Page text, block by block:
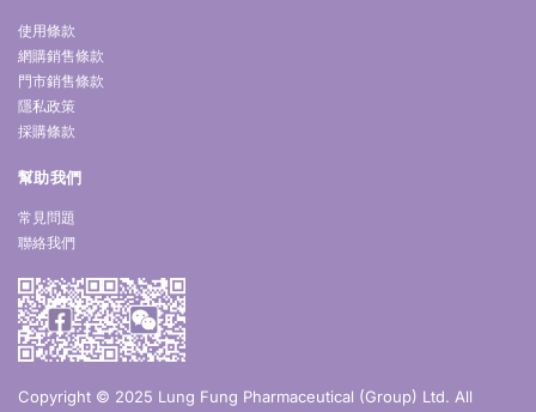
使用條款
網購銷售條款
門市銷售條款
隱私政策
採購條款
幫助我們
常見問題
聯絡我們
Copyright © 2025 Lung Fung Pharmaceutical (Group) Ltd. All